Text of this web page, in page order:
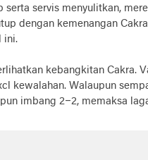
serta servis menyulitkan,
dengan kemenangan
ini.
kebangkitan Cakra.
kewalahan. Walaupun
imbang 2–2, memaksa